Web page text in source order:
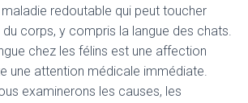
redoutable qui peut toucher
corps, y compris la langue des chats.
chez les félins est une affection
une attention médicale immédiate.
examinerons les causes, les